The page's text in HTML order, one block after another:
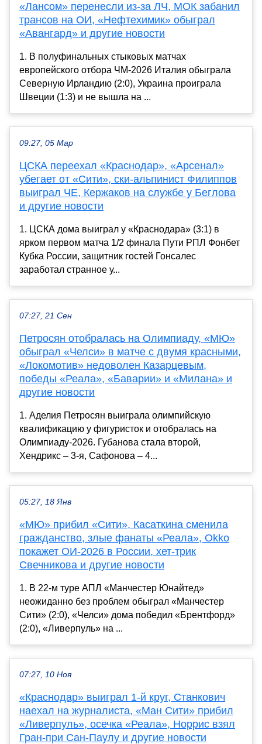
«Лансом» перенесли из-за ЛЧ, МОК забанил
трансов на ОИ, «Нефтехимик» обыграл
«Авангард» и другие новости
1. В полуфинальных стыковых матчах
европейского отбора ЧМ-2026 Италия обыграла
Северную Ирландию (2:0), Украина проиграла
Швеции (1:3) и не вышла на ...
09:27, 05 Мар
ЦСКА переехал «Краснодар», «Арсенал»
убегает от «Сити», ски-альпинист Филиппов
выиграл ЧЕ, Кержаков на службе у Беглова
и другие новости
1. ЦСКА дома выиграл у «Краснодара» (3:1) в
ярком первом матча 1/2 финала Пути РПЛ Фонбет
Кубка России, защитник гостей Гонсалес
заработал странное у...
07:27, 21 Сен
Петросян отобралась на Олимпиаду, «МЮ»
обыграл «Челси» в матче с двумя красными,
«Локомотив» недоволен Казарцевым,
победы «Реала», «Баварии» и «Милана» и
другие новости
1. Аделия Петросян выиграла олимпийскую
квалификацию у фигуристок и отобралась на
Олимпиаду-2026. Губанова стала второй,
Хендрикс – 3-я, Сафонова – 4...
05:27, 18 Янв
«МЮ» прибил «Сити», Касаткина сменила
гражданство, злые фанаты «Реала», Оkko
покажет ОИ-2026 в России, хет-трик
Свечникова и другие новости
1. В 22-м туре АПЛ «Манчестер Юнайтед»
неожиданно без проблем обыграл «Манчестер
Сити» (2:0), «Челси» дома победил «Брентфорд»
(2:0), «Ливерпуль» на ...
07:27, 10 Ноя
«Краснодар» выиграл 1-й круг, Станкович
наехал на журналиста, «Ман Сити» прибил
«Ливерпуль», осечка «Реала», Норрис взял
Гран-при Сан-Паулу и другие новости